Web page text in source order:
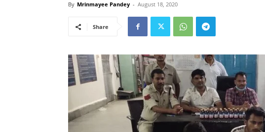
By Mrinmayee Pandey - August 18, 2020
Share